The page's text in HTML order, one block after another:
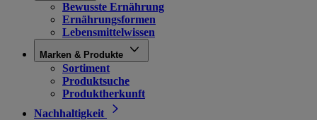
Bewusste Ernährung
Ernährungsformen
Lebensmittelwissen
Marken & Produkte
Sortiment
Produktsuche
Produktherkunft
Nachhaltigkeit